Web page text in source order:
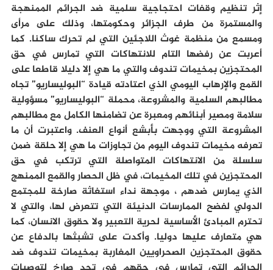
إثر تنظيم وقفات احتجاجية سلمية ضد الجرائم الممنهجة
والمستمرة من طرف الجزائر وحكومتها، وذلك على مرأى
ومسمع من منظمة غوث اللاجئين التي لم تحرك ساكنا. كما
أعربت عن رفضها التام للانتهاكات التي تمارس في حق
المحتجزين بمخيمات تندوف والتي ما هي إلا دليلا قاطعا على
القمع والإرهاب اليومي الذي اعتادته قيادة “البوليساريو” تجاه
مطالبهم السلمية والمشروعة، محملة “البوليساريو” مسؤولية
سلامة ومصير أبنائهم ومعبرة عن تضامنها الكامل مع مطالبهم
المشروعة التي ووجهت بأبشع أنواع العنف. واعتبرت أن ما
تعرفه مخيمات تندوف اليوم من تجاوزات ما هي إلا حلقة ضمن
سلسلة من الانتهاكات المتواصلة التي ترتكب في حق
المحتجزين في تلك المخيمات، في ظل الحصار والقمع الممنهج
الذي يمارس ضدهم ، موجهة نداء استغاثة صارخة للمجتمع
الدولي لفضح الممارسات الدنيئة التي تتعرض لها، والتي لا
تحترم المبادئ الأساسية لحرية التعبير ولا حقوق الانسان، كما
هي متعارف عليها دوليا. وأكدت على تشبثها بالدفاع عن
حقوق المحتجزين الصحراويين المغاربة بمخيمات تندوف ضد